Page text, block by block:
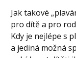
Jak takové
pro dítě a pro
Kdy je nejlépe s
a jediná možná